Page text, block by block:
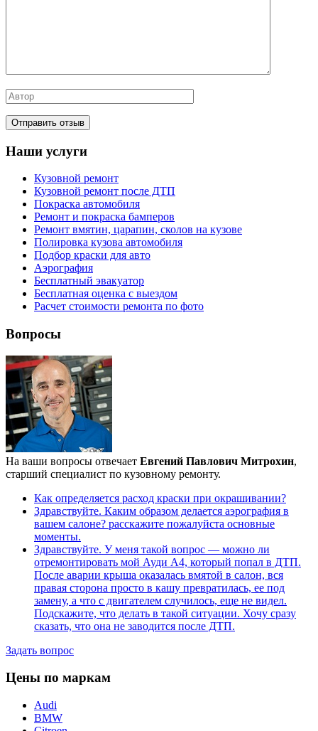
Наши услуги
Кузовной ремонт
Кузовной ремонт после ДТП
Покраска автомобиля
Ремонт и покраска бамперов
Ремонт вмятин, царапин, сколов на кузове
Полировка кузова автомобиля
Подбор краски для авто
Аэрография
Бесплатный эвакуатор
Бесплатная оценка с выездом
Расчет стоимости ремонта по фото
Вопросы
На ваши вопросы отвечает Евгений Павлович Митрохин,
старший специалист по кузовному ремонту.
Как определяется расход краски при окрашивании?
Здравствуйте. Каким образом делается аэрография в
вашем салоне? расскажите пожалуйста основные
моменты.
Здравствуйте. У меня такой вопрос — можно ли
отремонтировать мой Ауди А4, который попал в ДТП.
После аварии крыша оказалась вмятой в салон, вся
правая сторона просто в кашу превратилась, ее под
замену, а что с двигателем случилось, еще не видел.
Подскажите, что делать в такой ситуации. Хочу сразу
сказать, что она не заводится после ДТП.
Задать вопрос
Цены по маркам
Audi
BMW